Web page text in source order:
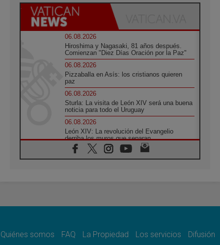
06.08.2026
Hiroshima y Nagasaki, 81 años después.
Comienzan "Diez Días Oración por la Paz"
06.08.2026
Pizzaballa en Asís: los cristianos quieren
paz
06.08.2026
Sturla: La visita de León XIV será una buena
noticia para todo el Uruguay
06.08.2026
León XIV: La revolución del Evangelio
derriba los muros que separan
06.08.2026
La Iglesia en Ceuta: caridad y esperanza
06.08.2026
06.08.2026
Quiénes somos FAQ La Propiedad Los servicios Difusión